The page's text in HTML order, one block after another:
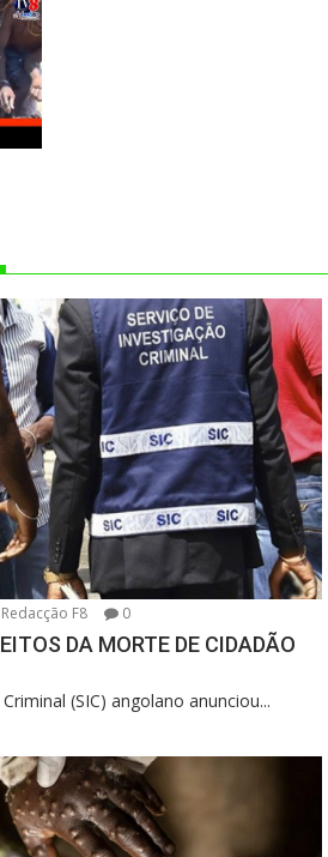
Redacção F8 0
DA MORTE DE CIDADÃO
(SIC) angolano anunciou...